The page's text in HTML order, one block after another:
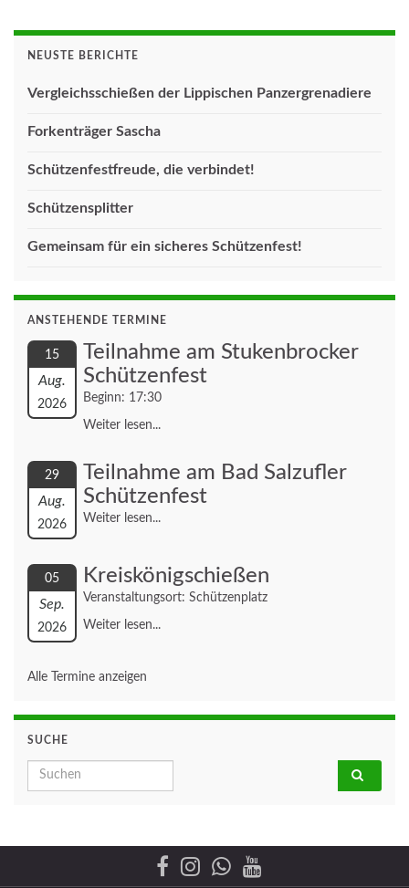
NEUSTE BERICHTE
Vergleichsschießen der Lippischen Panzergrenadiere
Forkenträger Sascha
Schützenfestfreude, die verbindet!
Schützensplitter
Gemeinsam für ein sicheres Schützenfest!
ANSTEHENDE TERMINE
15
Aug.
2026
Teilnahme am Stukenbrocker
Schützenfest
Beginn: 17:30
Weiter lesen...
29
Aug.
2026
Teilnahme am Bad Salzufler
Schützenfest
Weiter lesen...
05
Sep.
2026
Kreiskönigschießen
Veranstaltungsort: Schützenplatz
Weiter lesen...
Alle Termine anzeigen
SUCHE
Search for: